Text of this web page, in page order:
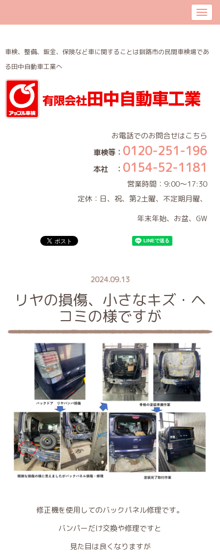
車検、整備、鈑金、保険など車に関することは釧路市の民間車検場であ
る田中自動車工業へ
お電話でのお問合せはこちら
車検等： 0120-251-196
本社 ： 0154-52-1181
営業時間：9:00～17:30
定休：日、祝、第2土曜、不定期月曜、
年末年始、お盆、GW
2024.09.13
リヤの損傷、小さなキズ・ヘ
コミの様ですが
修正機を使用してのバックパネル修理です。
バンパーだけ交換や修理ですと
見た目は良くなりますが